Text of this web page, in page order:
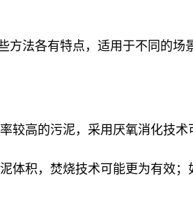
法各有特点，适用于不同的
较高的污泥，采用厌氧消化技
体积，焚烧技术可能更为有效